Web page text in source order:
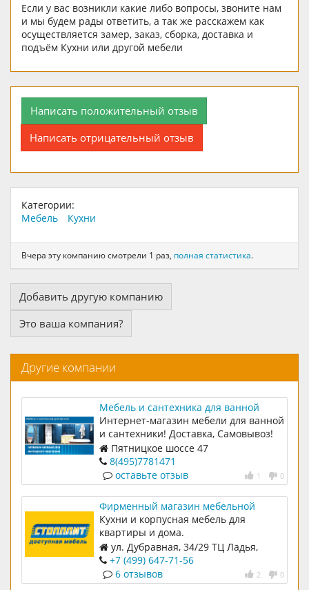
Если у вас возникли какие либо вопросы, звоните нам
и мы будем рады ответить, а так же расскажем как
осуществляется замер, заказ, сборка, доставка и
подъём Кухни или другой мебели
Написать положительный отзыв
Написать отрицательный отзыв
Категории:
Мебель
Кухни
Вчера эту компанию смотрели 1 раз, полная статистика.
Добавить другую компанию
Это ваша компания?
Другие компании
Мебель и сантехника для ванной
Интернет-магазин мебели для ванной
и сантехники! Доставка, Самовывоз!
Пятницкое шоссе 47
8(495)7781471
1 0
оставьте отзыв
Фирменный магазин мебельной
фабрики "Столплит"
Кухни и корпусная мебель для
квартиры и дома.
ул. Дубравная, 34/29 ТЦ Ладья,
цокольный этаж
+7 (499) 647-71-56
2 0
6 отзывов